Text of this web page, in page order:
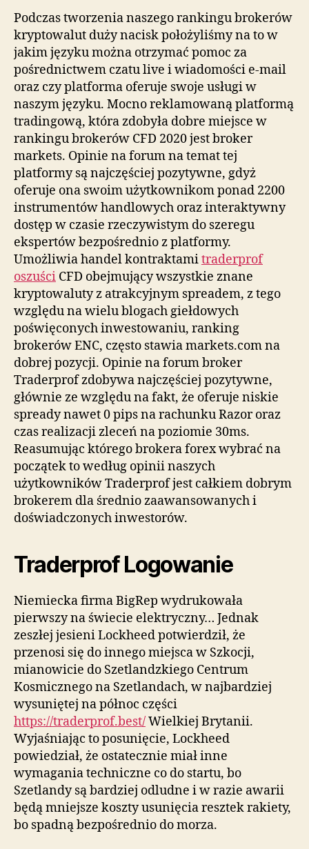
Podczas tworzenia naszego rankingu brokerów
kryptowalut duży nacisk położyliśmy na to w
jakim języku można otrzymać pomoc za
pośrednictwem czatu live i wiadomości e-mail
oraz czy platforma oferuje swoje usługi w
naszym języku. Mocno reklamowaną platformą
tradingową, która zdobyła dobre miejsce w
rankingu brokerów CFD 2020 jest broker
markets. Opinie na forum na temat tej
platformy są najczęściej pozytywne, gdyż
oferuje ona swoim użytkownikom ponad 2200
instrumentów handlowych oraz interaktywny
dostęp w czasie rzeczywistym do szeregu
ekspertów bezpośrednio z platformy.
Umożliwia handel kontraktamitraderprof
oszuści CFD obejmujący wszystkie znane
kryptowaluty z atrakcyjnym spreadem, z tego
względu na wielu blogach giełdowych
poświęconych inwestowaniu, ranking
brokerów ENC, często stawia markets.com na
dobrej pozycji. Opinie na forum broker
Traderprof zdobywa najczęściej pozytywne,
głównie ze względu na fakt, że oferuje niskie
spready nawet 0 pips na rachunku Razor oraz
czas realizacji zleceń na poziomie 30ms.
Reasumując którego brokera forex wybrać na
początek to według opinii naszych
użytkowników Traderprof jest całkiem dobrym
brokerem dla średnio zaawansowanych i
doświadczonych inwestorów.
Traderprof Logowanie
Niemiecka firma BigRep wydrukowała
pierwszy na świecie elektryczny… Jednak
zeszłej jesieni Lockheed potwierdził, że
przenosi się do innego miejsca w Szkocji,
mianowicie do Szetlandzkiego Centrum
Kosmicznego na Szetlandach, w najbardziej
wysuniętej na północ części
https://traderprof.best/Wielkiej Brytanii.
Wyjaśniając to posunięcie, Lockheed
powiedział, że ostatecznie miał inne
wymagania techniczne co do startu, bo
Szetlandy są bardziej odludne i w razie awarii
będą mniejsze koszty usunięcia resztek rakiety,
bo spadną bezpośrednio do morza.